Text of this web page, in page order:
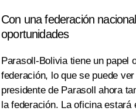
Con una federación
oportunidades
Parasoll-Bolivia tiene un papel
federación, lo que se puede
presidente de Parasoll ahora
la federación. La oficina estará